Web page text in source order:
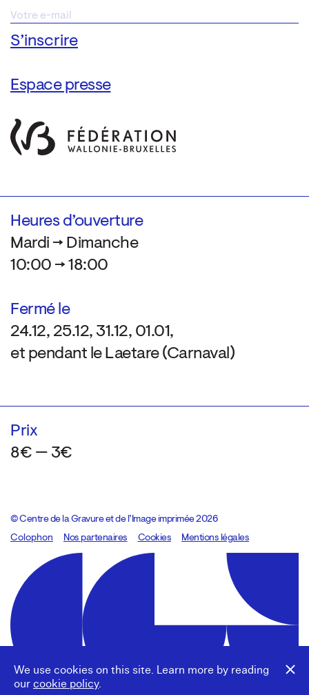
We use cookies on this site. Learn more by reading
our cookie policy.
Espace presse
Heures d’ouverture
Mardi → Dimanche
10:00 → 18:00
Fermé le
24.12, 25.12, 31.12, 01.01,
et pendant le Laetare (Carnaval)
Prix
8€ — 3€
© Centre de la Gravure et de l’Image imprimée 2026
Colophon
Design:Marcel Kaczmarek, code:8080.studio
Nos partenaires Cookies Mentions légales